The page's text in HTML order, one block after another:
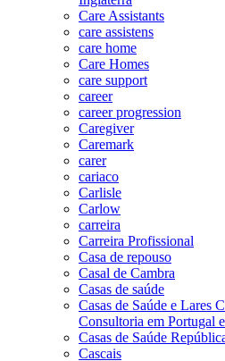
Care Assistants
care assistens
care home
Care Homes
care support
career
career progression
Caregiver
Caremark
carer
cariaco
Carlisle
Carlow
carreira
Carreira Profissional
Casa de repouso
Casal de Cambra
Casas de saúde
Casas de Saúde e Lares
Consultoria em Portugal
Casas de Saúde
Cascais